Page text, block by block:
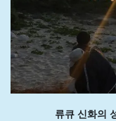
류큐 신화의